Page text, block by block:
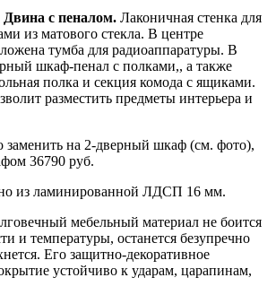
с пеналом. Лаконичная стенка для
из матового стекла. В центре
тумба для радиоаппаратуры. В
шкаф-пенал с полками,, а также
полка и секция комода с ящиками.
разместить предметы интерьера и
на 2-дверный шкаф (см. фото),
36790 руб.
из ламинированной ЛДСП 16 мм.
мебельный материал не боится
и температуры, останется безупречно
Его защитно-декоративное
устойчиво к ударам, царапинам,